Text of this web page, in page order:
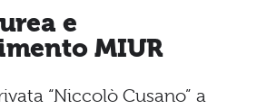
e
MIUR
“Niccolò Cusano” a